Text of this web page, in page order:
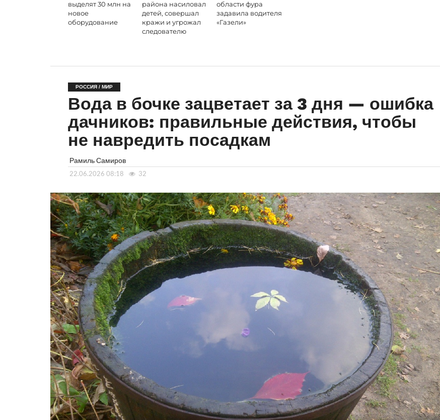
выделят 30 млн на
новое
оборудование
района насиловал
детей, совершал
кражи и угрожал
следователю
области фура
задавила водителя
«Газели»
РОССИЯ / МИР
Вода в бочке зацветает за 3 дня — ошибка
дачников: правильные действия, чтобы
не навредить посадкам
Рамиль Самиров
22.06.2026 08:18 32